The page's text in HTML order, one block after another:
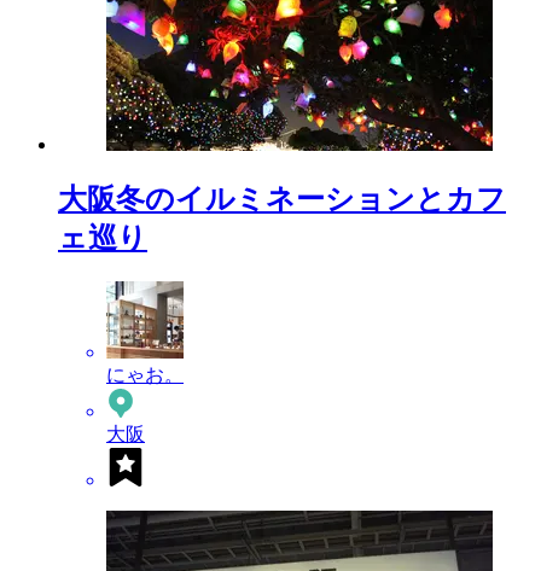
大阪冬のイルミネーションとカフ
ェ巡り
にゃお。
大阪